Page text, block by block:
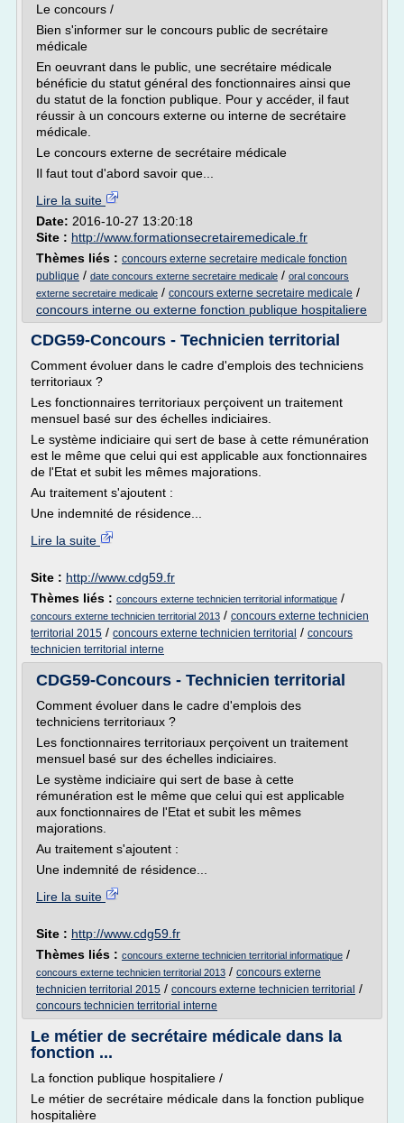
Le concours /
Bien s'informer sur le concours public de secrétaire
médicale
En oeuvrant dans le public, une secrétaire médicale
bénéficie du statut général des fonctionnaires ainsi que
du statut de la fonction publique. Pour y accéder, il faut
réussir à un concours externe ou interne de secrétaire
médicale.
Le concours externe de secrétaire médicale
Il faut tout d'abord savoir que...
Lire la suite
Date: 2016-10-27 13:20:18
Site : http://www.formationsecretairemedicale.fr
Thèmes liés : concours externe secretaire medicale fonction
publique / date concours externe secretaire medicale / oral concours
externe secretaire medicale / concours externe secretaire medicale /
concours interne ou externe fonction publique hospitaliere
CDG59-Concours - Technicien territorial
Comment évoluer dans le cadre d'emplois des techniciens
territoriaux ?
Les fonctionnaires territoriaux perçoivent un traitement
mensuel basé sur des échelles indiciaires.
Le système indiciaire qui sert de base à cette rémunération
est le même que celui qui est applicable aux fonctionnaires
de l'Etat et subit les mêmes majorations.
Au traitement s'ajoutent :
Une indemnité de résidence...
Lire la suite
Site : http://www.cdg59.fr
Thèmes liés : concours externe technicien territorial informatique /
concours externe technicien territorial 2013 / concours externe technicien
territorial 2015 / concours externe technicien territorial / concours
technicien territorial interne
CDG59-Concours - Technicien territorial
Comment évoluer dans le cadre d'emplois des
techniciens territoriaux ?
Les fonctionnaires territoriaux perçoivent un traitement
mensuel basé sur des échelles indiciaires.
Le système indiciaire qui sert de base à cette
rémunération est le même que celui qui est applicable
aux fonctionnaires de l'Etat et subit les mêmes
majorations.
Au traitement s'ajoutent :
Une indemnité de résidence...
Lire la suite
Site : http://www.cdg59.fr
Thèmes liés : concours externe technicien territorial informatique /
concours externe technicien territorial 2013 / concours externe
technicien territorial 2015 / concours externe technicien territorial /
concours technicien territorial interne
Le métier de secrétaire médicale dans la
fonction ...
La fonction publique hospitaliere /
Le métier de secrétaire médicale dans la fonction publique
hospitalière